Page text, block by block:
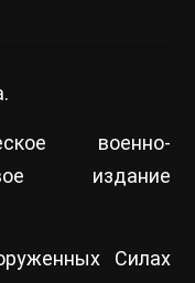
военно-
издание
Силах